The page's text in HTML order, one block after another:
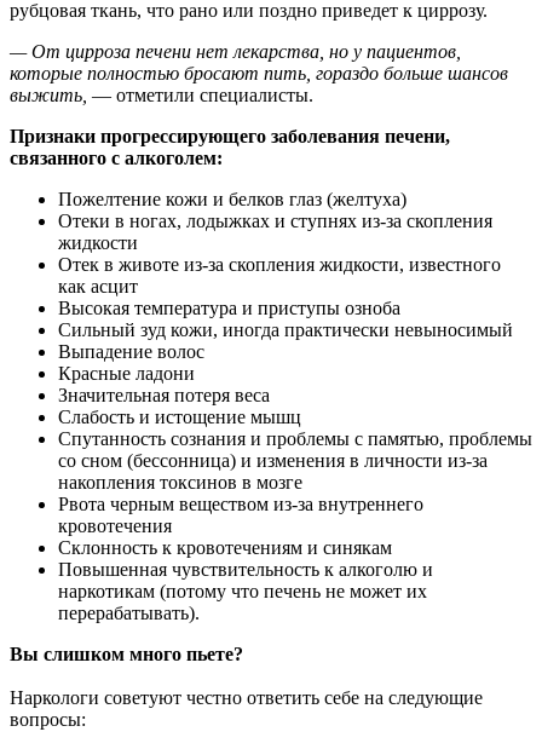
рубцовая ткань, что рано или поздно приведет к циррозу.
— От цирроза печени нет лекарства, но у пациентов,
которые полностью бросают пить, гораздо больше шансов
выжить, — отметили специалисты.
Признаки прогрессирующего заболевания печени,
связанного с алкоголем:
Пожелтение кожи и белков глаз (желтуха)
Отеки в ногах, лодыжках и ступнях из-за скопления
жидкости
Отек в животе из-за скопления жидкости, известного
как асцит
Высокая температура и приступы озноба
Сильный зуд кожи, иногда практически невыносимый
Выпадение волос
Красные ладони
Значительная потеря веса
Слабость и истощение мышц
Спутанность сознания и проблемы с памятью, проблемы
со сном (бессонница) и изменения в личности из-за
накопления токсинов в мозге
Рвота черным веществом из-за внутреннего
кровотечения
Склонность к кровотечениям и синякам
Повышенная чувствительность к алкоголю и
наркотикам (потому что печень не может их
перерабатывать).
Вы слишком много пьете?
Наркологи советуют честно ответить себе на следующие
вопросы: